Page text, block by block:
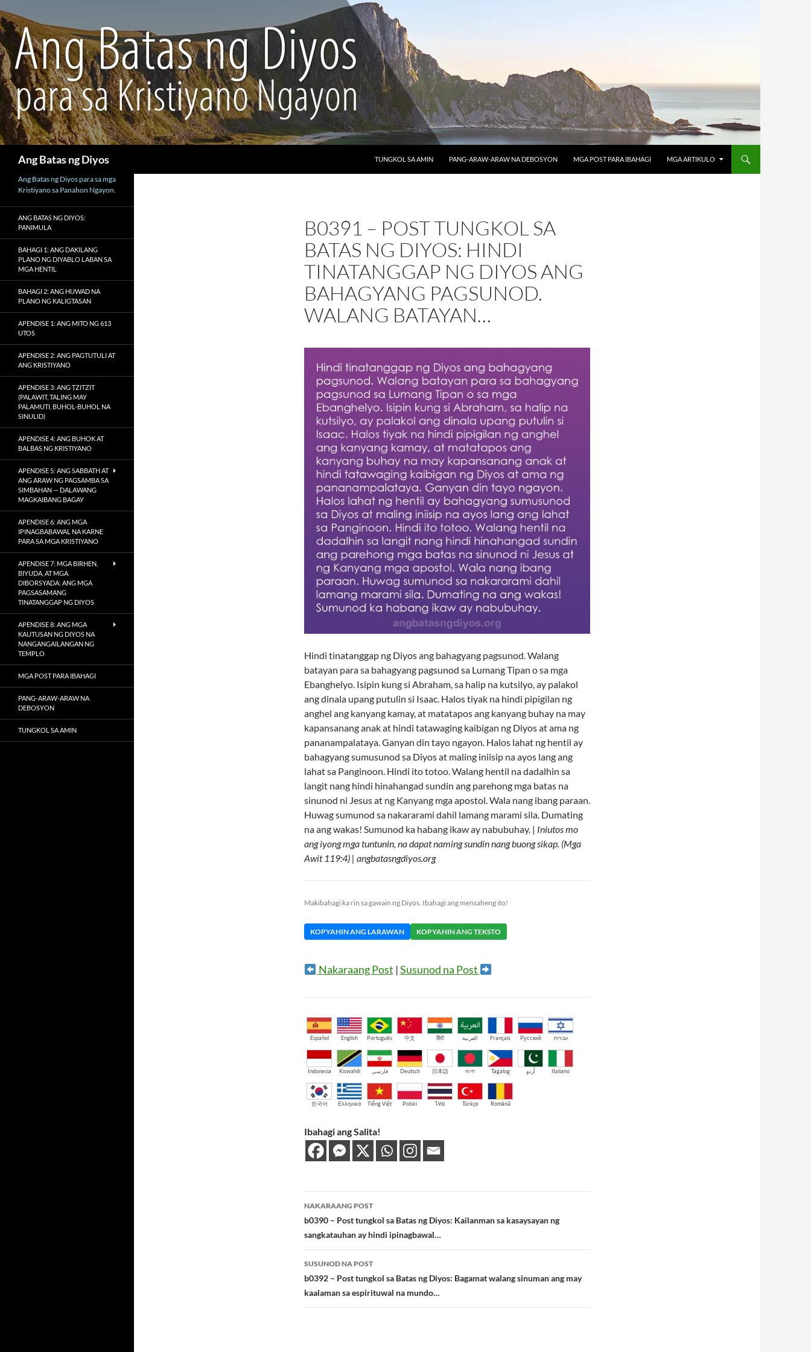
Ang Batas ng Diyos
TUNGKOL SA AMIN
PANG-ARAW-ARAW NA DEBOSYON MGA POST PARA IBAHAGI MGA ARTIKULO
B0391 – POST TUNGKOL SA
BATAS NG DIYOS: HINDI
TINATANGGAP NG DIYOS ANG
BAHAGYANG PAGSUNOD.
WALANG BATAYAN…
Hindi tinatanggap ng Diyos ang bahagyang pagsunod. Walang
batayan para sa bahagyang pagsunod sa Lumang Tipan o sa mga
Ebanghelyo. Isipin kung si Abraham, sa halip na kutsilyo, ay palakol
ang dinala upang putulin si Isaac. Halos tiyak na hindi pipigilan ng
anghel ang kanyang kamay, at matatapos ang kanyang buhay na may
kapansanang anak at hindi tatawaging kaibigan ng Diyos at ama ng
pananampalataya. Ganyan din tayo ngayon. Halos lahat ng hentil ay
bahagyang sumusunod sa Diyos at maling iniisip na ayos lang ang
lahat sa Panginoon. Hindi ito totoo. Walang hentil na dadalhin sa
langit nang hindi hinahangad sundin ang parehong mga batas na
sinunod ni Jesus at ng Kanyang mga apostol. Wala nang ibang paraan.
Huwag sumunod sa nakararami dahil lamang marami sila. Dumating
na ang wakas! Sumunod ka habang ikaw ay nabubuhay. | Iniutos mo
ang iyong mga tuntunin, na dapat naming sundin nang buong sikap. (Mga
Awit 119:4) | angbatasngdiyos.org
Makibahagi ka rin sa gawain ng Diyos. Ibahagi ang mensaheng ito!
KOPYAHIN ANG LARAWAN KOPYAHIN ANG TEKSTO
Nakaraang Post |Susunod na Post
Español English Português 中文 हिंदी العربية Français Русский עברית
Indonesia Kiswahili فارسی Deutsch 日本語 বাংলা Tagalog اُردو Italiano
한국어 Ελληνικά Tiếng Việt Polski ไทย Türkçe Română
Ibahagi ang Salita!
Post
navigation
NAKARAANG POST
b0390 – Post tungkol sa Batas ng Diyos: Kailanman sa kasaysayan ng
sangkatauhan ay hindi ipinagbawal…
SUSUNOD NA POST
b0392 – Post tungkol sa Batas ng Diyos: Bagamat walang sinuman ang may
kaalaman sa espirituwal na mundo…
Ang Batas ng Diyos para sa mga
Kristiyano sa Panahon Ngayon.
ANG BATAS NG DIYOS:
PANIMULA
BAHAGI 1: ANG DAKILANG
PLANO NG DIYABLO LABAN SA
MGA HENTIL
BAHAGI 2: ANG HUWAD NA
PLANO NG KALIGTASAN
APENDISE 1: ANG MITO NG 613
UTOS
APENDISE 2: ANG PAGTUTULI AT
ANG KRISTIYANO
APENDISE 3: ANG TZITZIT
(PALAWIT, TALING MAY
PALAMUTI, BUHOL-BUHOL NA
SINULID)
APENDISE 4: ANG BUHOK AT
BALBAS NG KRISTIYANO
APENDISE 5: ANG SABBATH AT
ANG ARAW NG PAGSAMBA SA
SIMBAHAN — DALAWANG
MAGKAIBANG BAGAY
APENDISE 6: ANG MGA
IPINAGBABAWAL NA KARNE
PARA SA MGA KRISTIYANO
APENDISE 7: MGA BIRHEN,
BIYUDA, AT MGA
DIBORSYADA: ANG MGA
PAGSASAMANG
TINATANGGAP NG DIYOS
APENDISE 8: ANG MGA
KAUTUSAN NG DIYOS NA
NANGANGAILANGAN NG
TEMPLO
MGA POST PARA IBAHAGI
PANG-ARAW-ARAW NA
DEBOSYON
TUNGKOL SA AMIN